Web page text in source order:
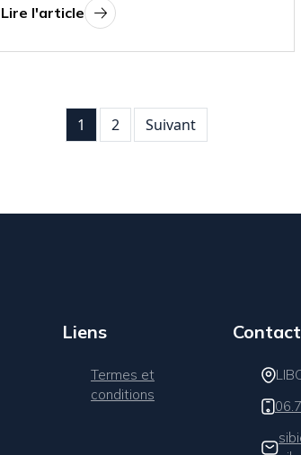
Lire l'article
1 2 Suivant
Liens
Termes et
conditions
Contact